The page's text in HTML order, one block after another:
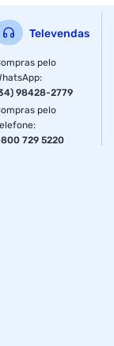
Televendas
pelo
:
98428-2779
pelo
:
729 5220